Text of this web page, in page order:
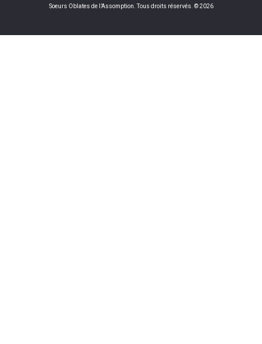
Soeurs Oblates de l’Assomption. Tous droits réservés. © 2026